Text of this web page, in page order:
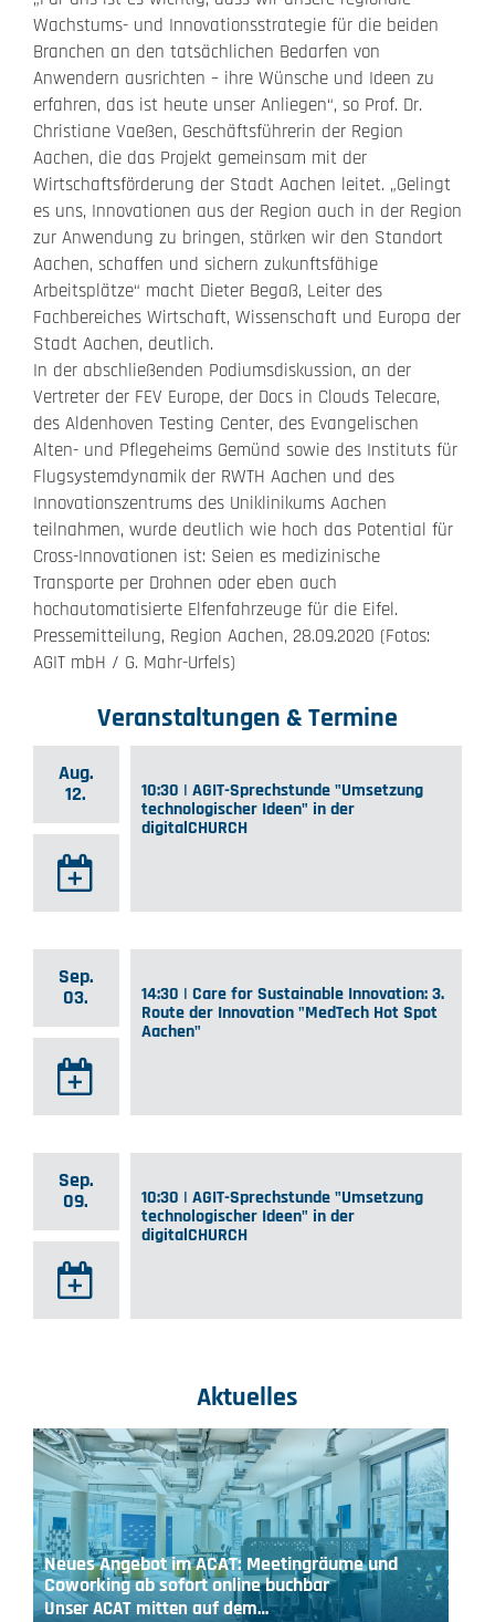
Wachstums- und Innovationsstrategie für die beiden
Branchen an den tatsächlichen Bedarfen von
Anwendern ausrichten – ihre Wünsche und Ideen zu
erfahren, das ist heute unser Anliegen“, so Prof. Dr.
Christiane Vaeßen, Geschäftsführerin der Region
Aachen, die das Projekt gemeinsam mit der
Wirtschaftsförderung der Stadt Aachen leitet. „Gelingt
es uns, Innovationen aus der Region auch in der Region
zur Anwendung zu bringen, stärken wir den Standort
Aachen, schaffen und sichern zukunftsfähige
Arbeitsplätze“ macht Dieter Begaß, Leiter des
Fachbereiches Wirtschaft, Wissenschaft und Europa der
Stadt Aachen, deutlich.
In der abschließenden Podiumsdiskussion, an der
Vertreter der FEV Europe, der Docs in Clouds Telecare,
des Aldenhoven Testing Center, des Evangelischen
Alten- und Pflegeheims Gemünd sowie des Instituts für
Flugsystemdynamik der RWTH Aachen und des
Innovationszentrums des Uniklinikums Aachen
teilnahmen, wurde deutlich wie hoch das Potential für
Cross-Innovationen ist: Seien es medizinische
Transporte per Drohnen oder eben auch
hochautomatisierte Elfenfahrzeuge für die Eifel.
Pressemitteilung, Region Aachen, 28.09.2020 (Fotos:
AGIT mbH / G. Mahr-Urfels)
Veranstaltungen & Termine
Aug.
12.
10:30 | AGIT-Sprechstunde "Umsetzung
technologischer Ideen" in der
digitalCHURCH
Sep.
03.
14:30 | Care for Sustainable Innovation: 3.
Route der Innovation "MedTech Hot Spot
Aachen"
Sep.
09.
10:30 | AGIT-Sprechstunde "Umsetzung
technologischer Ideen" in der
digitalCHURCH
Aktuelles
Neues Angebot im ACAT: Meetingräume und
Coworking ab sofort online buchbar
Unser ACAT mitten auf dem…